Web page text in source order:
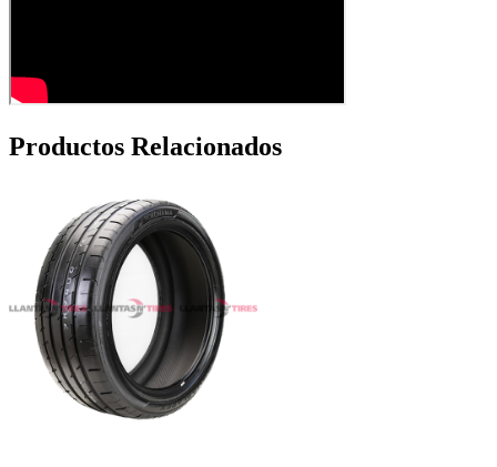
Productos Relacionados